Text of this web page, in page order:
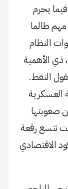
يحرم
طالما
النظام
ذي الأهمية
النفط.
العسكرية
صعوبتها
تتسع رقعة
الاقتصادي